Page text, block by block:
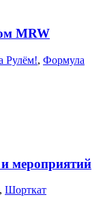
MRW
Рулём!, Формула
мероприятий
, Шорткат